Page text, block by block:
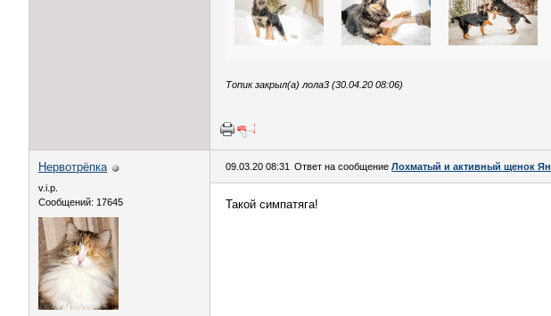
Топик закрыл(а) лола3 (30.04.20 08:06)
Нервотрёпка
v.i.p.
Сообщений: 17645
09.03.20 08:31 Ответ на сообщение Лохматый и активный щенок Ян
Такой симпатяга!